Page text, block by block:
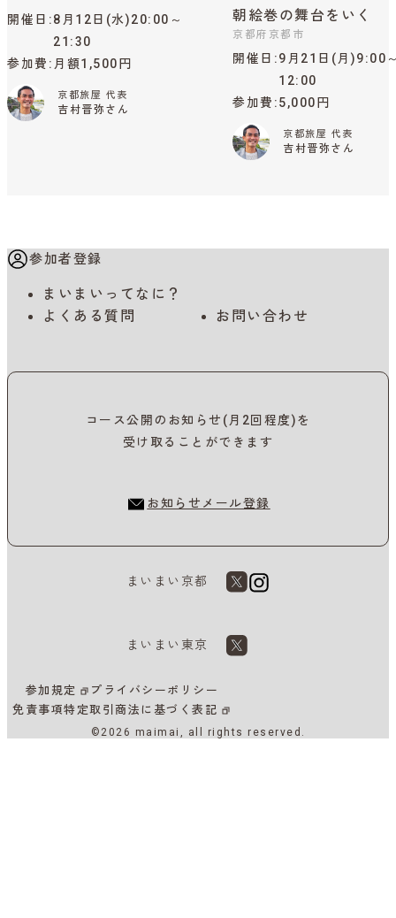
開催日
8月12日(水)20:00～
21:30
参加費
月額1,500円
京都旅屋 代表
吉村晋弥さん
朝絵巻の舞台をいく
京都府京都市
開催日
9月21日(月)9:00
12:00
参加費 5,000円
京都旅屋 代表
吉村晋弥さん
参加者登録
まいまいってなに？
よくある質問
お問い合わせ
コース公開のお知らせ(月2回程度)を
受け取ることができます
お知らせメール登録
まいまい京都
まいまい東京
参加規定
プライバシーポリシー
免責事項特定取引商法に基づく表記
©2026 maimai, all rights reserved.